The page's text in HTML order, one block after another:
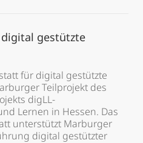
gestützte
für digital gestützte
Teilprojekt des
digLL-
Lernen in Hessen. Das
unterstützt Marburger
digital gestützter